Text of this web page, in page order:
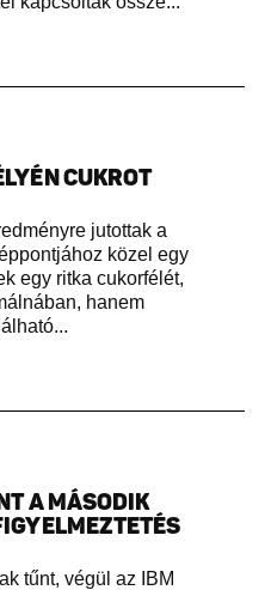
CUKROT
jutottak a
közel egy
egy ritka cukorfélét,
hanem
A MÁSODIK
tűnt, végül az IBM